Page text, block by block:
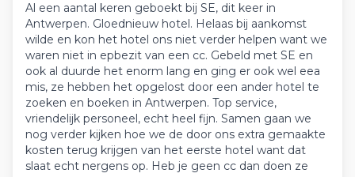
Al een aantal keren geboekt bij SE, dit keer in
Antwerpen. Gloednieuw hotel. Helaas bij aankomst
wilde en kon het hotel ons niet verder helpen want we
waren niet in epbezit van een cc. Gebeld met SE en
ook al duurde het enorm lang en ging er ook wel eea
mis, ze hebben het opgelost door een ander hotel te
zoeken en boeken in Antwerpen. Top service,
vriendelijk personeel, echt heel fijn. Samen gaan we
nog verder kijken hoe we de door ons extra gemaakte
kosten terug krijgen van het eerste hotel want dat
slaat echt nergens op. Heb je geen cc dan doen ze